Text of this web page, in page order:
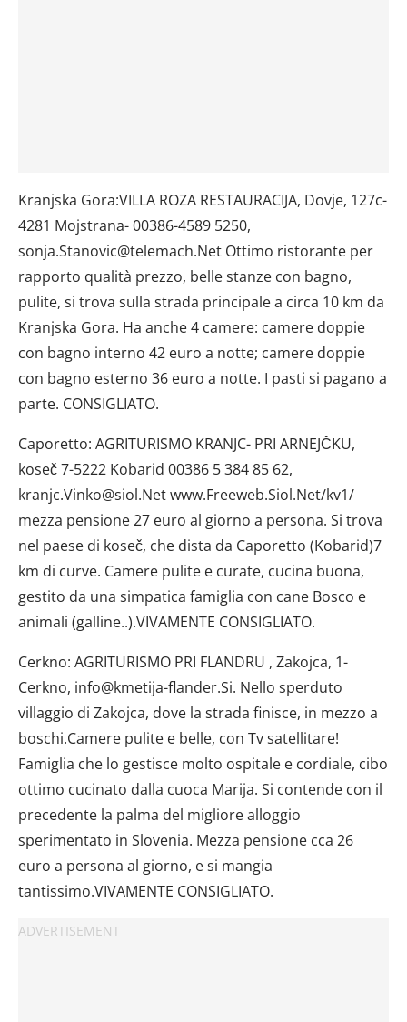
Kranjska Gora:VILLA ROZA RESTAURACIJA, Dovje, 127c-
4281 Mojstrana- 00386-4589 5250,
sonja.Stanovic@telemach.Net Ottimo ristorante per
rapporto qualità prezzo, belle stanze con bagno,
pulite, si trova sulla strada principale a circa 10 km da
Kranjska Gora. Ha anche 4 camere: camere doppie
con bagno interno 42 euro a notte; camere doppie
con bagno esterno 36 euro a notte. I pasti si pagano a
parte. CONSIGLIATO.
Caporetto: AGRITURISMO KRANJC- PRI ARNEJČKU,
koseč 7-5222 Kobarid 00386 5 384 85 62,
kranjc.Vinko@siol.Net www.Freeweb.Siol.Net/kv1/
mezza pensione 27 euro al giorno a persona. Si trova
nel paese di koseč, che dista da Caporetto (Kobarid)7
km di curve. Camere pulite e curate, cucina buona,
gestito da una simpatica famiglia con cane Bosco e
animali (galline..).VIVAMENTE CONSIGLIATO.
Cerkno: AGRITURISMO PRI FLANDRU , Zakojca, 1-
Cerkno, info@kmetija-flander.Si. Nello sperduto
villaggio di Zakojca, dove la strada finisce, in mezzo a
boschi.Camere pulite e belle, con Tv satellitare!
Famiglia che lo gestisce molto ospitale e cordiale, cibo
ottimo cucinato dalla cuoca Marija. Si contende con il
precedente la palma del migliore alloggio
sperimentato in Slovenia. Mezza pensione cca 26
euro a persona al giorno, e si mangia
tantissimo.VIVAMENTE CONSIGLIATO.